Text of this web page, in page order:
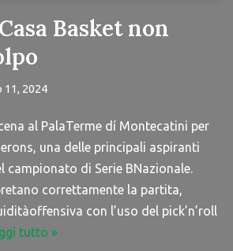
Basket non
11, 2024
al PalaTerme dí Montecatini per
una delle principali aspiranti
campionato di Serie BNazionale.
correttamente la partita,
con l’uso del pick’n’roll
tutto »